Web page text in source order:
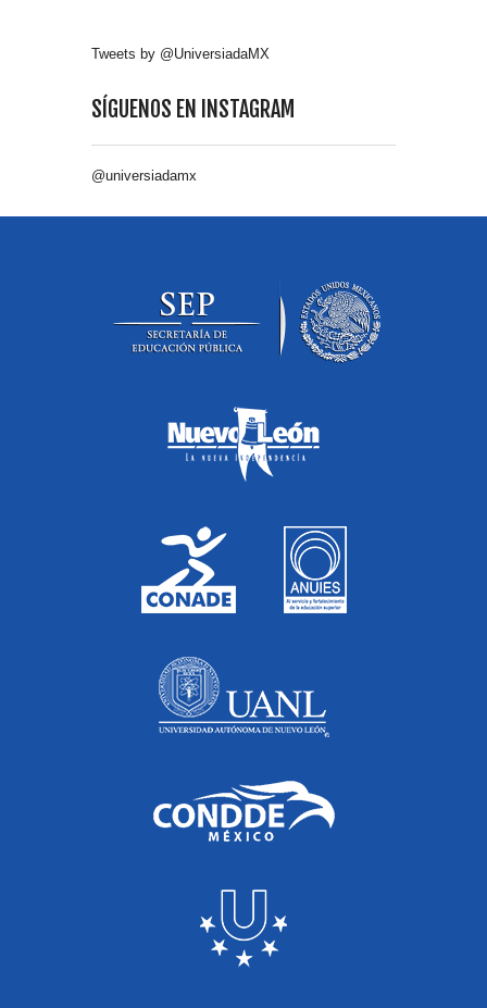
Tweets by @UniversiadaMX
SÍGUENOS EN INSTAGRAM
@universiadamx